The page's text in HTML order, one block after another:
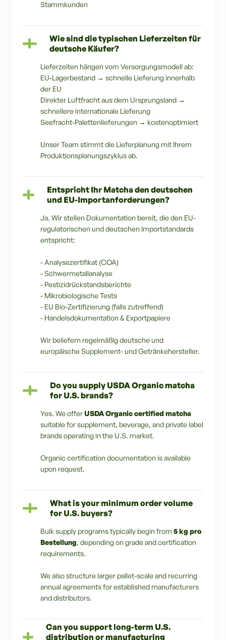
Stammkunden
Wie sind die typischen Lieferzeiten für
deutsche Käufer?
Lieferzeiten hängen vom Versorgungsmodell ab:
EU-Lagerbestand → schnelle Lieferung innerhalb
der EU
Direkter Luftfracht aus dem Ursprungsland →
schnellere internationale Lieferung
Seefracht-Palettenlieferungen → kostenoptimiert
Unser Team stimmt die Lieferplanung mit Ihrem
Produktionsplanungszyklus ab.
Entspricht Ihr Matcha den deutschen
und EU-Importanforderungen?
Ja. Wir stellen Dokumentation bereit, die den EU-
regulatorischen und deutschen Importstandards
entspricht:
- Analysezertifikat (COA)
- Schwermetallanalyse
- Pestizidrückstandsberichte
- Mikrobiologische Tests
- EU Bio-Zertifizierung (falls zutreffend)
- Handelsdokumentation & Exportpapiere
Wir beliefern regelmäßig deutsche und
europäische Supplement- und Getränkehersteller.
Do you supply USDA Organic matcha
for U.S. brands?
Yes. We offer USDA Organic certified matcha
suitable for supplement, beverage, and private label
brands operating in the U.S. market.
Organic certification documentation is available
upon request.
What is your minimum order volume
for U.S. buyers?
Bulk supply programs typically begin from 5 kg pro
Bestellung, depending on grade and certification
requirements.
We also structure larger pallet-scale and recurring
annual agreements for established manufacturers
and distributors.
Can you support long-term U.S.
distribution or manufacturing